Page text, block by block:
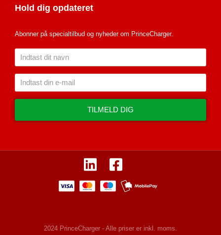
Hold dig opdateret
Abonner på specialtilbud og nyheder om PrinceCharger.
TILMELD DIG
2024 PrinceCharger - Alle priser er inkl. moms.